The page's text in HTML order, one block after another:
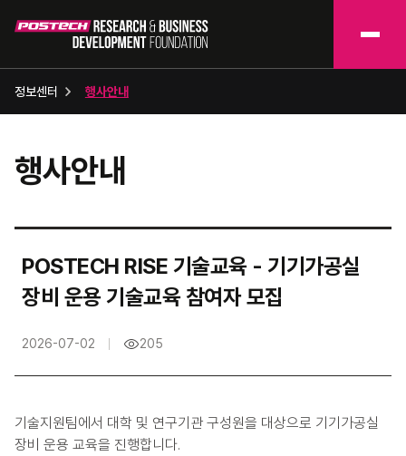
정보센터 행사안내
행사안내
POSTECH RISE 기술교육 - 기기가공실
장비 운용 기술교육 참여자 모집
2026-07-02 205
기술지원팀에서 대학 및 연구기관 구성원을 대상으로 기기가공실
장비 운용 교육을 진행합니다.